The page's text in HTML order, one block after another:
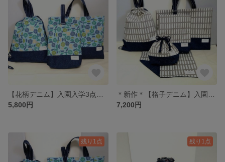
5,800円
7,200円
残り1点 残り1点